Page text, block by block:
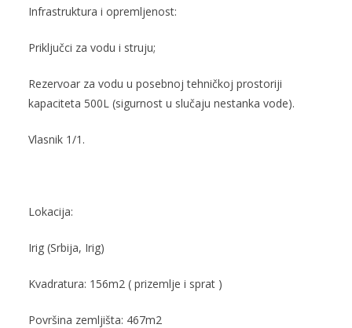
Infrastruktura i opremljenost:
Priključci za vodu i struju;
Rezervoar za vodu u posebnoj tehničkoj prostoriji
kapaciteta 500L (sigurnost u slučaju nestanka vode).
Vlasnik 1/1.
Lokacija:
Irig (Srbija, Irig)
Kvadratura: 156m2 ( prizemlje i sprat )
Površina zemljišta: 467m2